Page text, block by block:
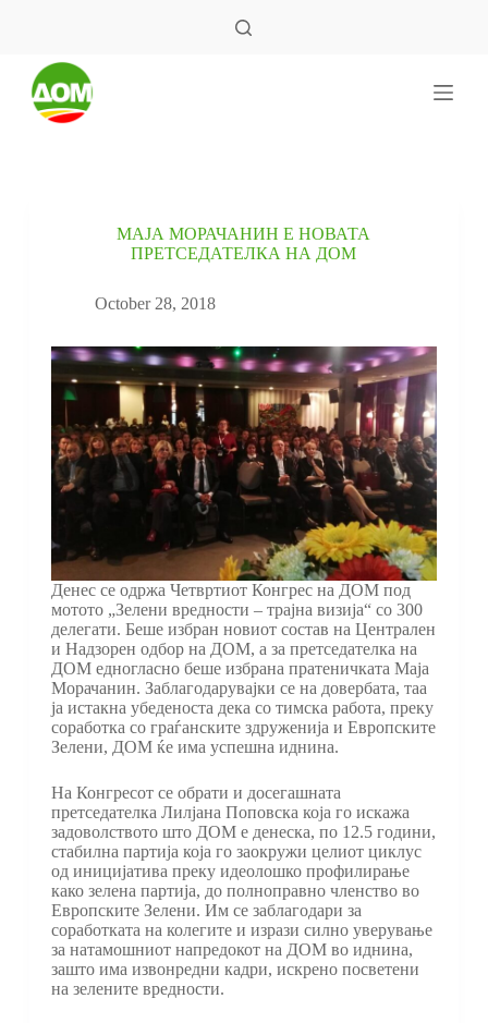
МАЈА МОРАЧАНИН Е НОВАТА
ПРЕТСЕДАТЕЛКА НА ДОМ
October 28, 2018
Денес се одржа Четвртиот Конгрес на ДОМ под
мотото „Зелени вредности – трајна визија“ со 300
делегати. Беше избран новиот состав на Централен
и Надзорен одбор на ДОМ, а за претседателка на
ДОМ едногласно беше избрана пратеничката Маја
Морачанин. Заблагодарувајки се на довербата, таа
ја истакна убеденоста дека со тимска работа, преку
соработка со граѓанските здруженија и Европските
Зелени, ДОМ ќе има успешна иднина.
На Конгресот се обрати и досегашната
претседателка Лилјана Поповска која го искажа
задоволството што ДОМ е денеска, по 12.5 години,
стабилна партија која го заокружи целиот циклус
од иницијатива преку идеолошко профилирање
како зелена партија, до полноправно членство во
Европските Зелени. Им се заблагодари за
соработката на колегите и изрази силно уверување
за натамошниот напредокот на ДОМ во иднина,
зашто има извонредни кадри, искрено посветени
на зелените вредности.